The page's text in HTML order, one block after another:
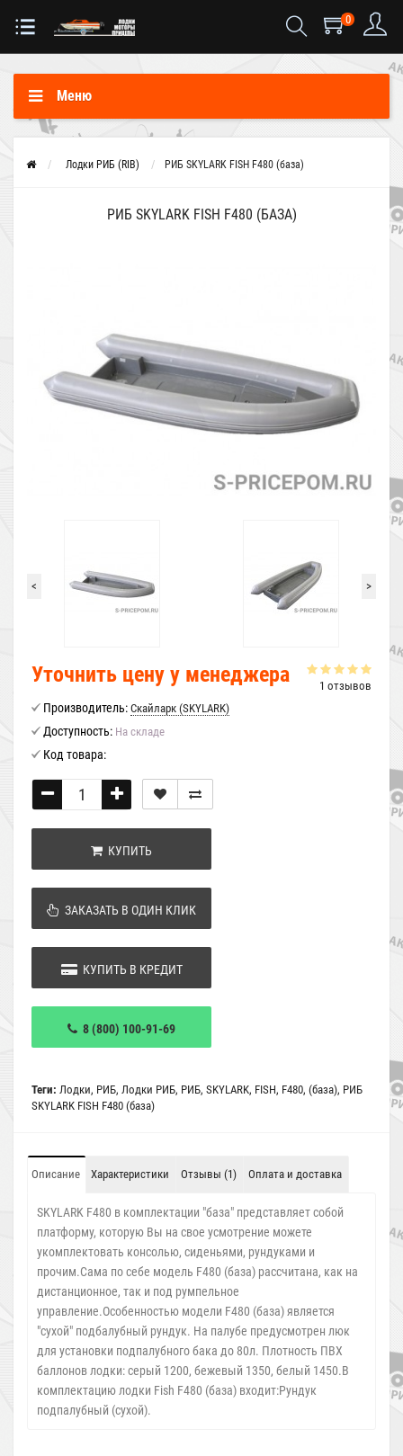
0
Меню
Лодки РИБ (RIB) РИБ SKYLARK FISH F480 (база)
РИБ SKYLARK FISH F480 (БАЗА)
< >
1 отзывов
Уточнить цену у менеджера
Производитель: Скайларк (SKYLARK)
Доступность: На складе
Код товара:
КУПИТЬ
ЗАКАЗАТЬ В ОДИН КЛИК
КУПИТЬ В КРЕДИТ
8 (800) 100-91-69
Теги: Лодки, РИБ, Лодки РИБ, РИБ, SKYLARK, FISH, F480, (база), РИБ
SKYLARK FISH F480 (база)
Описание Характеристики Отзывы (1) Оплата и доставка
SKYLARK F480 в комплектации "база" представляет собой
платформу, которую Вы на свое усмотрение можете
укомплектовать консолью, сиденьями, рундуками и
прочим.Сама по себе модель F480 (база) рассчитана, как на
дистанционное, так и под румпельное
управление.Особенностью модели F480 (база) является
"сухой" подбалубный рундук. На палубе предусмотрен люк
для установки подпалубного бака до 80л. Плотность ПВХ
баллонов лодки: серый 1200, бежевый 1350, белый 1450.В
комплектацию лодки Fish F480 (база) входит:Рундук
подпалубный (сухой).